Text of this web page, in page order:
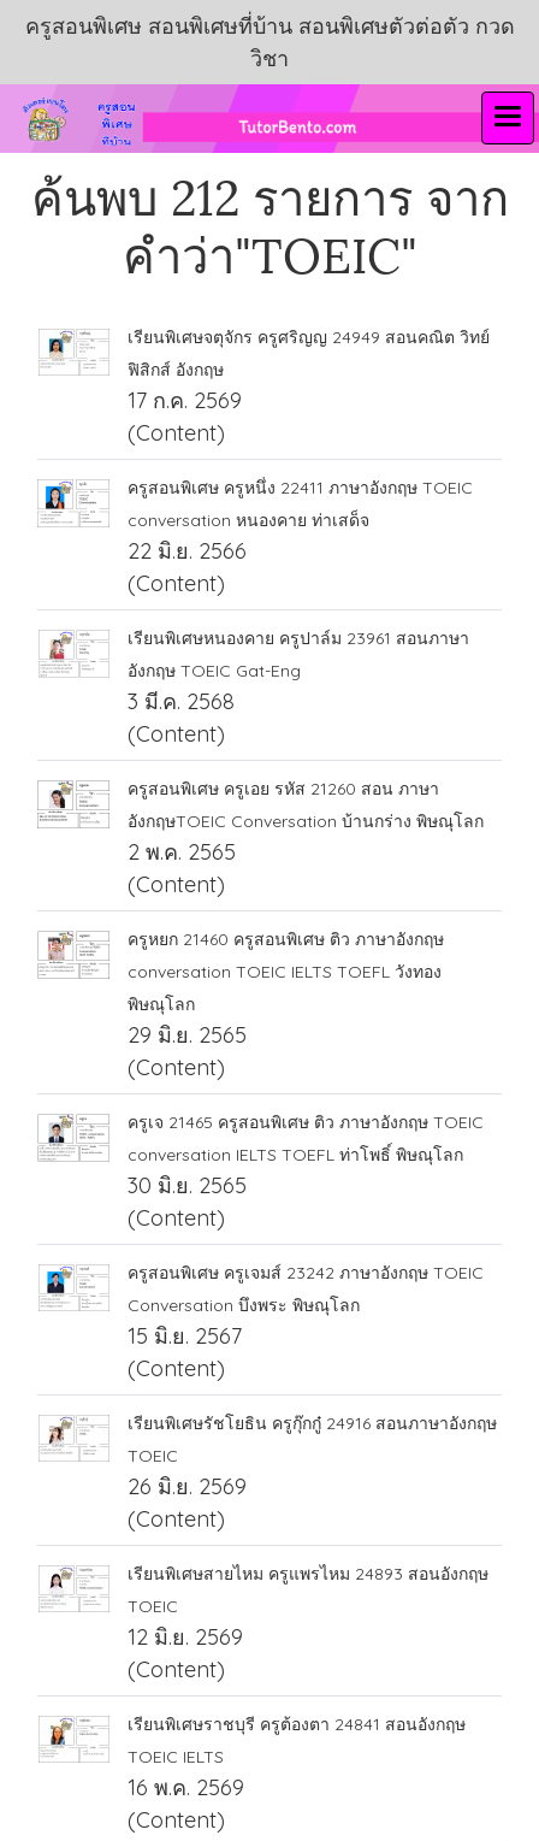
ครูสอนพิเศษ สอนพิเศษที่บ้าน สอนพิเศษตัวต่อตัว กวด
วิชา
ค้นพบ 212 รายการ จาก
คำว่า"TOEIC"
เรียนพิเศษจตุจักร ครูศริญญ 24949 สอนคณิต วิทย์
ฟิสิกส์ อังกฤษ
17 ก.ค. 2569
(Content)
ครูสอนพิเศษ ครูหนึ่ง 22411 ภาษาอังกฤษ TOEIC
conversation หนองคาย ท่าเสด็จ
22 มิ.ย. 2566
(Content)
เรียนพิเศษหนองคาย ครูปาล์ม 23961 สอนภาษา
อังกฤษ TOEIC Gat-Eng
3 มี.ค. 2568
(Content)
ครูสอนพิเศษ ครูเอย รหัส 21260 สอน ภาษา
อังกฤษTOEIC Conversation บ้านกร่าง พิษณุโลก
2 พ.ค. 2565
(Content)
ครูหยก 21460 ครูสอนพิเศษ ติว ภาษาอังกฤษ
conversation TOEIC IELTS TOEFL วังทอง
พิษณุโลก
29 มิ.ย. 2565
(Content)
ครูเจ 21465 ครูสอนพิเศษ ติว ภาษาอังกฤษ TOEIC
conversation IELTS TOEFL ท่าโพธิ์ พิษณุโลก
30 มิ.ย. 2565
(Content)
ครูสอนพิเศษ ครูเจมส์ 23242 ภาษาอังกฤษ TOEIC
Conversation บึงพระ พิษณุโลก
15 มิ.ย. 2567
(Content)
เรียนพิเศษรัชโยธิน ครูกุ๊กกู๋ 24916 สอนภาษาอังกฤษ
TOEIC
26 มิ.ย. 2569
(Content)
เรียนพิเศษสายไหม ครูแพรไหม 24893 สอนอังกฤษ
TOEIC
12 มิ.ย. 2569
(Content)
เรียนพิเศษราชบุรี ครูต้องตา 24841 สอนอังกฤษ
TOEIC IELTS
16 พ.ค. 2569
(Content)